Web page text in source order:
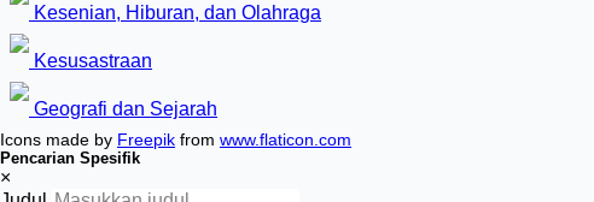
Kesenian, Hiburan, dan Olahraga
Kesusastraan
Geografi dan Sejarah
Icons made by Freepik from www.flaticon.com
Pencarian Spesifik
×